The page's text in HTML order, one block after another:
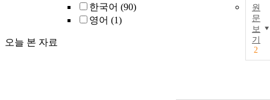
한국어 (90)
영어 (1)
오늘 본 자료
원
문
보
기
2